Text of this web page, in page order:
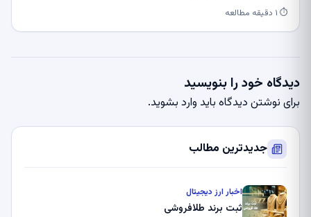
⏱ ۱ دقیقه مطالعه
دیدگاه خود را بنویسید
برای نوشتن دیدگاه باید وارد بشوید.
جدیدترین مطالب
اخبار ارز دیجیتال
ثبت برند طلافروشی